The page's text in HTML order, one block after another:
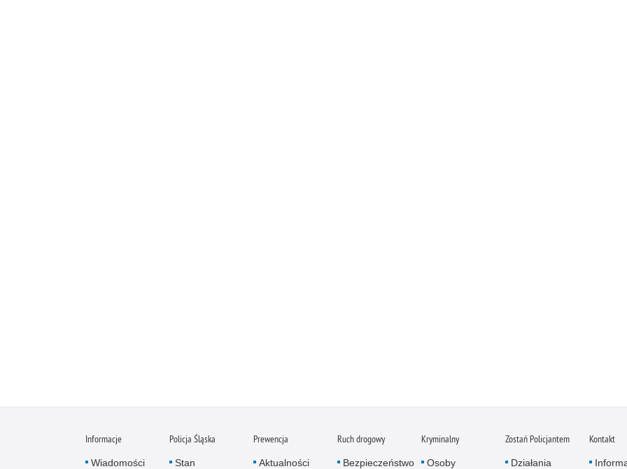
Informacje
Wiadomości
Policja Śląska
Stan
Prewencja
Aktualności
Ruch drogowy
Bezpieczeństwo
Kryminalny
Osoby
Zostań Policjantem
Działania
Kontakt